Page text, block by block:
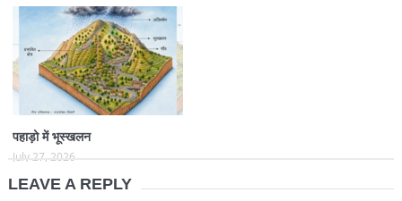
पहाड़ो में भूस्खलन
July 27, 2026
LEAVE A REPLY